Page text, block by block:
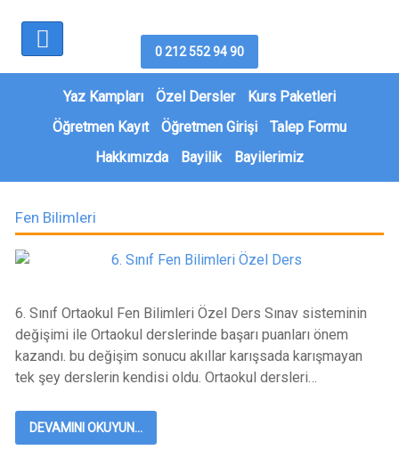
0 212 552 94 90
Yaz Kampları Özel Dersler
Kurs Paketleri
Öğretmen Kayıt
Öğretmen Girişi
Talep Formu
Hakkımızda
Bayilik Bayilerimiz
Fen Bilimleri
6. Sınıf Ortaokul Fen Bilimleri Özel Ders Sınav sisteminin
değişimi ile Ortaokul derslerinde başarı puanları önem
kazandı. bu değişim sonucu akıllar karışsada karışmayan
tek şey derslerin kendisi oldu. Ortaokul dersleri…
DEVAMINI OKUYUN...